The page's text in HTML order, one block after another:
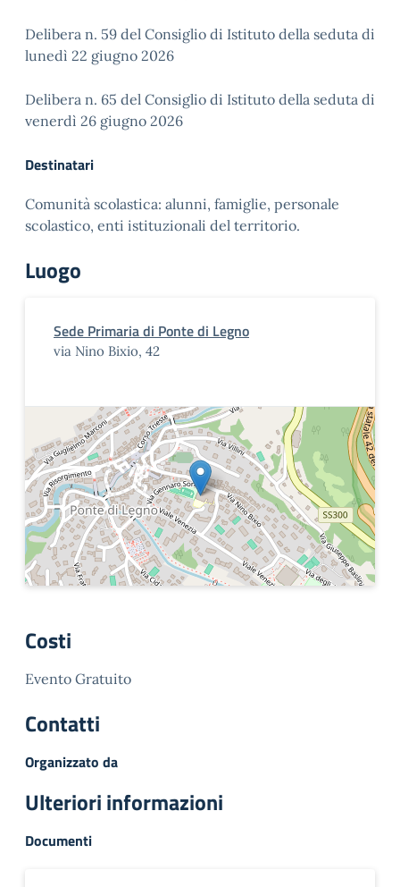
Delibera n. 59 del Consiglio di Istituto della seduta di
lunedì 22 giugno 2026
Delibera n. 65 del Consiglio di Istituto della seduta di
venerdì 26 giugno 2026
Destinatari
Comunità scolastica: alunni, famiglie, personale
scolastico, enti istituzionali del territorio.
Luogo
Sede Primaria di Ponte di Legno
via Nino Bixio, 42
Costi
Evento Gratuito
Contatti
Organizzato da
Ulteriori informazioni
Documenti